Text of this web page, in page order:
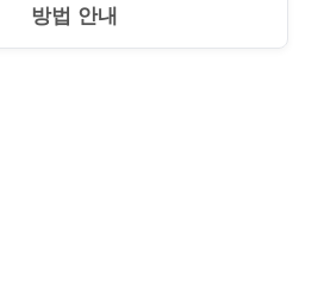
방법 안내